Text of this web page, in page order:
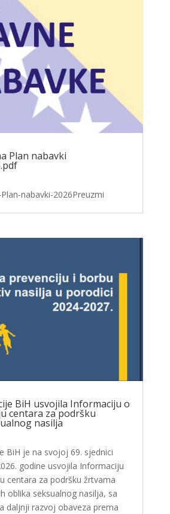
Plan nabavki
nabavki-2026Preuzmi
BiH usvojila Informaciju o
centara za podršku
nasilja
BiH je na svojoj 69. sjednici
godine usvojila Informaciju
centara za podršku žrtvama
oblika seksualnog nasilja, sa
daljnji razvoj obaveza prema